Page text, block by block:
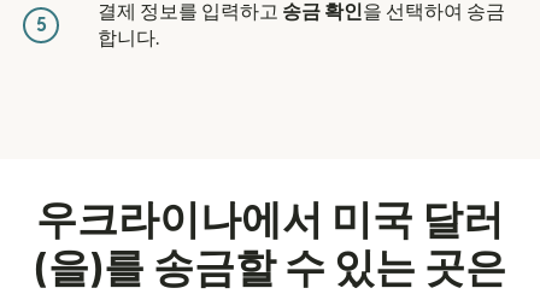
5
결제 정보를 입력하고 송금 확인을 선택하여 송금
합니다.
우크라이나에서 미국 달러
(을)를 송금할 수 있는 곳은